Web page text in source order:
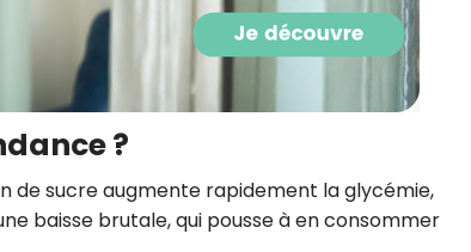
?
de sucre augmente rapidement la glycémie,
baisse brutale, qui pousse à en consommer
Ainsi que la newsletter
CROQ.
Je consens à ce que la société
Prisma Players analyse le taux